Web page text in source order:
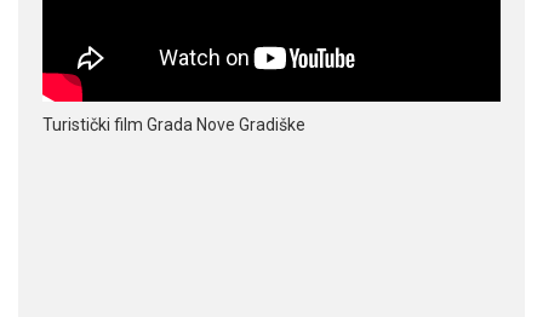
Turistički film Grada Nove Gradiške